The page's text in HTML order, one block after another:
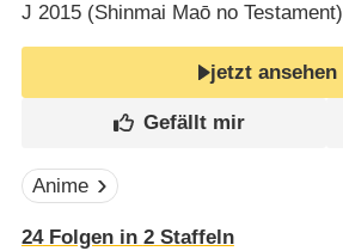
J 2015 (Shinmai Maō no Testament)
jetzt ansehen
Anime
24Folgen in 2Staffeln